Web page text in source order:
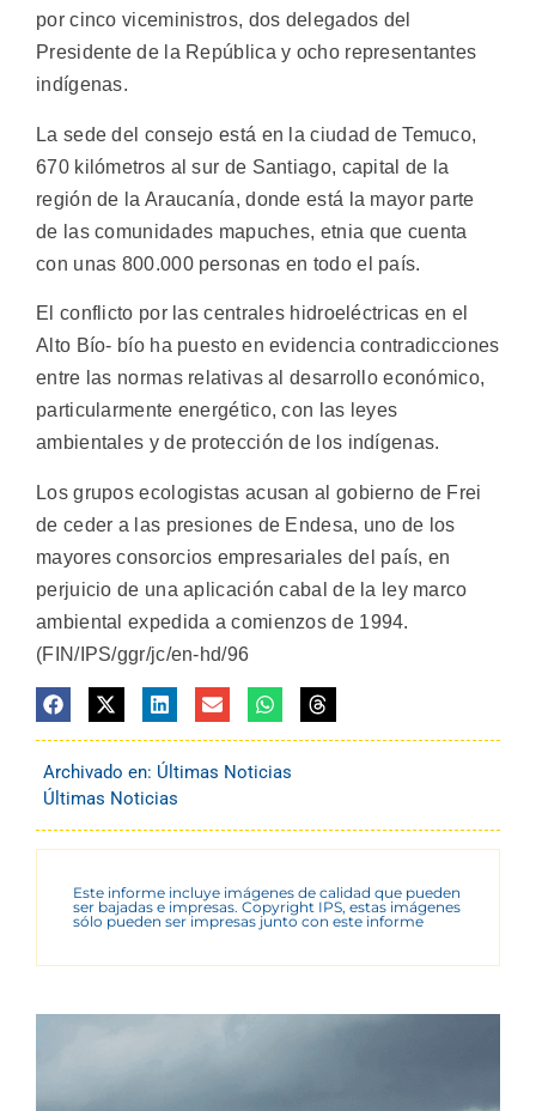
por cinco viceministros, dos delegados del
Presidente de la República y ocho representantes
indígenas.
La sede del consejo está en la ciudad de Temuco,
670 kilómetros al sur de Santiago, capital de la
región de la Araucanía, donde está la mayor parte
de las comunidades mapuches, etnia que cuenta
con unas 800.000 personas en todo el país.
El conflicto por las centrales hidroeléctricas en el
Alto Bío- bío ha puesto en evidencia contradicciones
entre las normas relativas al desarrollo económico,
particularmente energético, con las leyes
ambientales y de protección de los indígenas.
Los grupos ecologistas acusan al gobierno de Frei
de ceder a las presiones de Endesa, uno de los
mayores consorcios empresariales del país, en
perjuicio de una aplicación cabal de la ley marco
ambiental expedida a comienzos de 1994.
(FIN/IPS/ggr/jc/en-hd/96
Archivado en: Últimas Noticias
Últimas Noticias
Este informe incluye imágenes de calidad que pueden
ser bajadas e impresas. Copyright IPS, estas imágenes
sólo pueden ser impresas junto con este informe